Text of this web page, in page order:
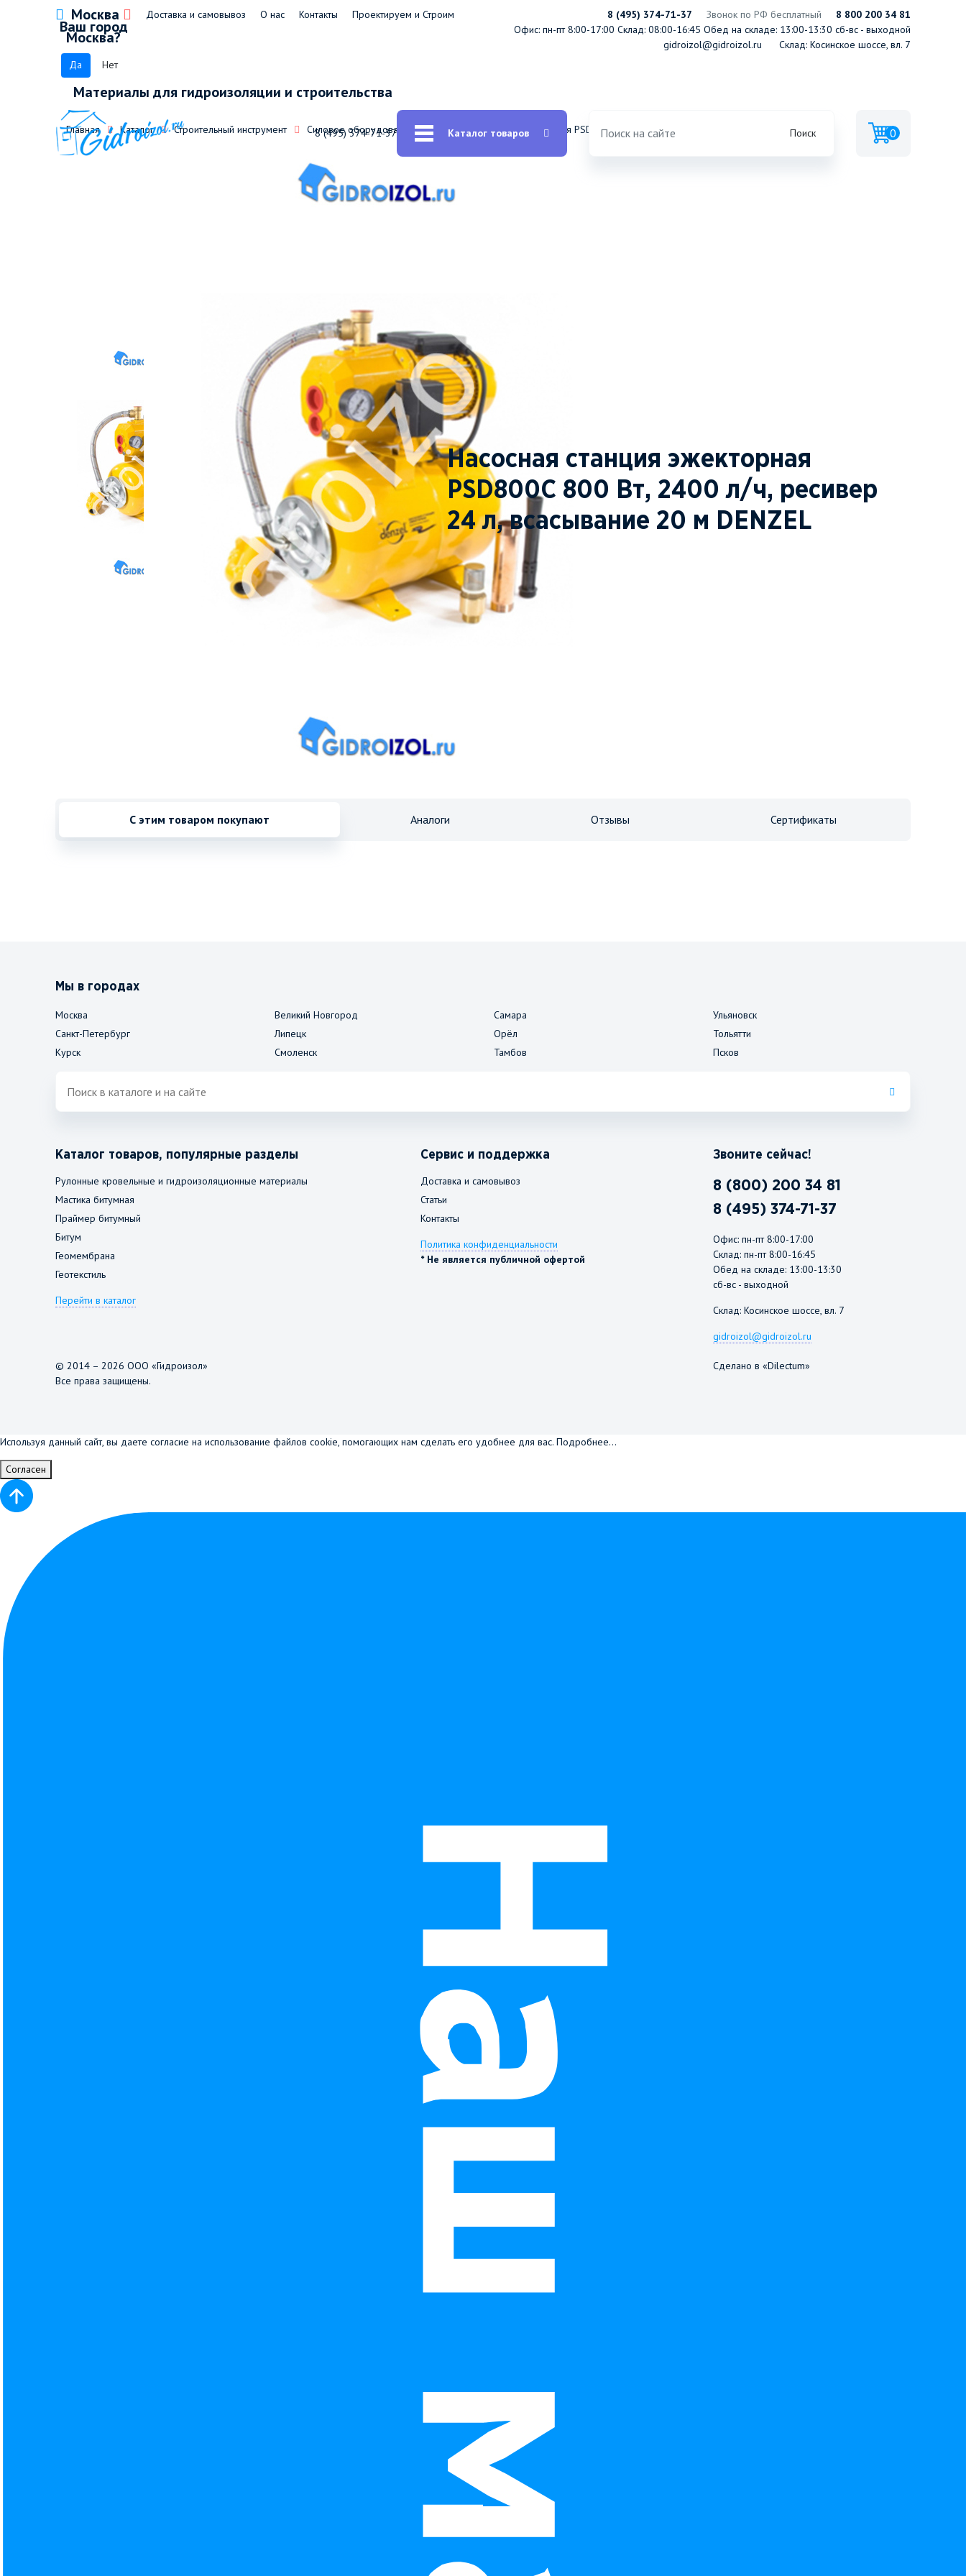
Москва
Ваш город
Москва?
Да Нет
Доставка и самовывоз О нас Контакты Проектируем и Строим
Материалы для гидроизоляции и строительства
8 (495) 374-71-37 Звонок по РФ бесплатный
8 800 200 34 81
Офис: пн-пт 8:00-17:00 Склад: 08:00-16:45 Обед на складе: 13:00-13:30 сб-вс - выходной
gidroizol@gidroizol.ru
Склад: Косинское шоссе, вл. 7
8 (495) 374-71-37 Каталог товаров Поиск 0
Главная Каталог Строительный инструмент Силовое оборудование Насосная станция инжекторная PSD800C 800 Вт DENZEL
Насосная станция эжекторная
PSD800C 800 Вт, 2400 л/ч, ресивер
24 л, всасывание 20 м DENZEL
ПОД ЗАКАЗ
ЗАКАЗАТЬ
С этим товаром покупают Аналоги Отзывы Сертификаты
Мы в городах
Москва
Санкт-Петербург
Курск
Великий Новгород
Липецк
Смоленск
Самара
Орёл
Тамбов
Ульяновск
Тольятти
Псков
Каталог товаров, популярные разделы
Рулонные кровельные и гидроизоляционные материалы
Мастика битумная
Праймер битумный
Битум
Геомембрана
Геотекстиль
Перейти в каталог
Сервис и поддержка
Доставка и самовывоз
Статьи
Контакты
Политика конфиденциальности
* Не является публичной офертой
Звоните сейчас!
8 (800) 200 34 81
8 (495) 374-71-37
Офис: пн-пт 8:00-17:00
Склад: пн-пт 8:00-16:45
Обед на складе: 13:00-13:30
сб-вс - выходной
Склад: Косинское шоссе, вл. 7
gidroizol@gidroizol.ru
© 2014 – 2026 ООО «Гидроизол»
Все права защищены.
Сделано в «Dilectum»
Используя данный сайт, вы даете согласие на использование файлов cookie, помогающих нам сделать его удобнее для вас. Подробнее...
Согласен